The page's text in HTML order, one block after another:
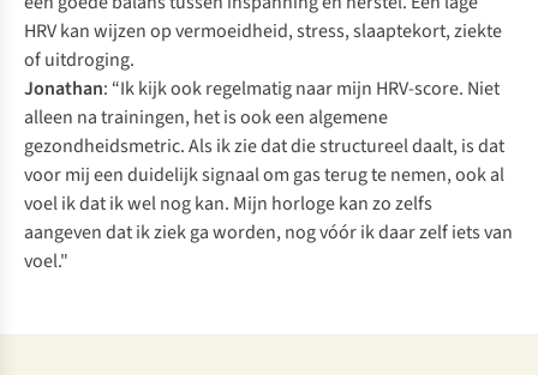
HRV kan wijzen op vermoeidheid, stress, slaaptekort, ziekte
of uitdroging.
Jonathan: “Ik kijk ook regelmatig naar mijn HRV-score. Niet
alleen na trainingen, het is ook een algemene
gezondheidsmetric. Als ik zie dat die structureel daalt, is dat
voor mij een duidelijk signaal om gas terug te nemen, ook al
voel ik dat ik wel nog kan. Mijn horloge kan zo zelfs
aangeven dat ik ziek ga worden, nog vóór ik daar zelf iets van
voel."